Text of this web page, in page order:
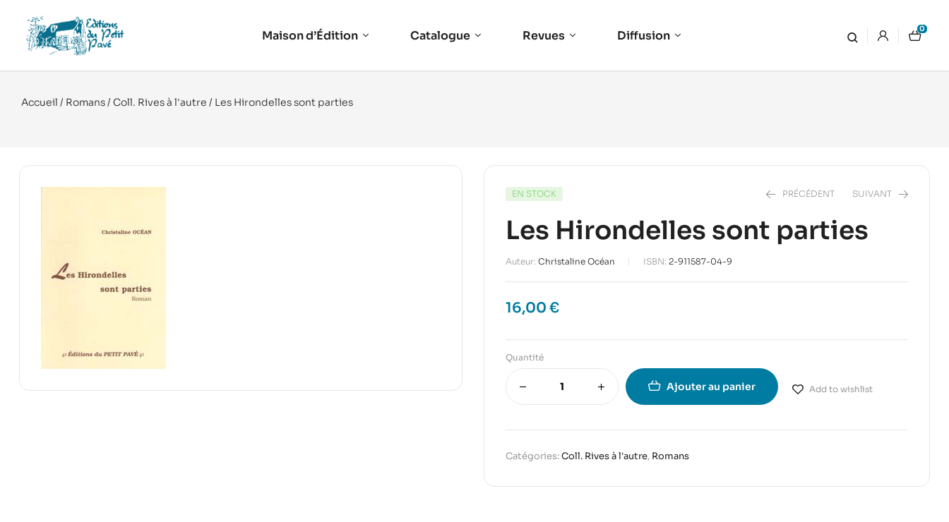
Maison d’Édition Catalogue Revues Diffusion 0
Accueil / Romans/ Coll. Rives à l'autre / Les Hirondelles sont parties
EN STOCK PRÉCÉDENT SUIVANT
Les Hirondelles sont parties
Auteur: Christaline Océan ISBN: 2-911587-04-9
16,00 €
Quantité
Ajouter au panier Add to wishlist
Catégories:Coll. Rives à l'autre, Romans